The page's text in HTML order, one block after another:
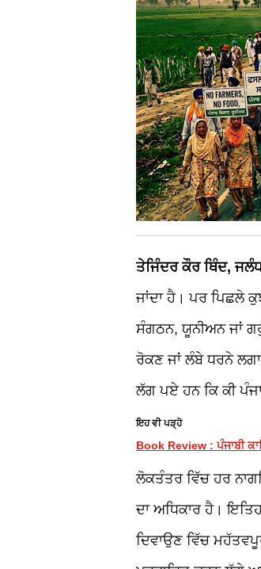
ਤੇਜਿੰਦਰ ਕੌਰ ਥਿੰਦ,
ਜਾਂਦਾ ਹੈ। ਪਰ ਪਿਛਲੇ
ਸੰਗਠਨ, ਯੂਨੀਅਨ ਜਾਂ
ਰੋਕਣ ਜਾਂ ਲੰਬੇ ਧਰਨੇ
ਲੱਗ ਪਏ ਹਨ ਕਿ ਕੀ
ਇਹ ਵੀ ਪੜ੍ਹੋ
Book Review : ਪੰਜਾਬੀ
ਲੋਕਤੰਤਰ ਵਿੱਚ ਹਰ
ਦਾ ਅਧਿਕਾਰ ਹੈ।
ਦਿਵਾਉਣ ਵਿੱਚ